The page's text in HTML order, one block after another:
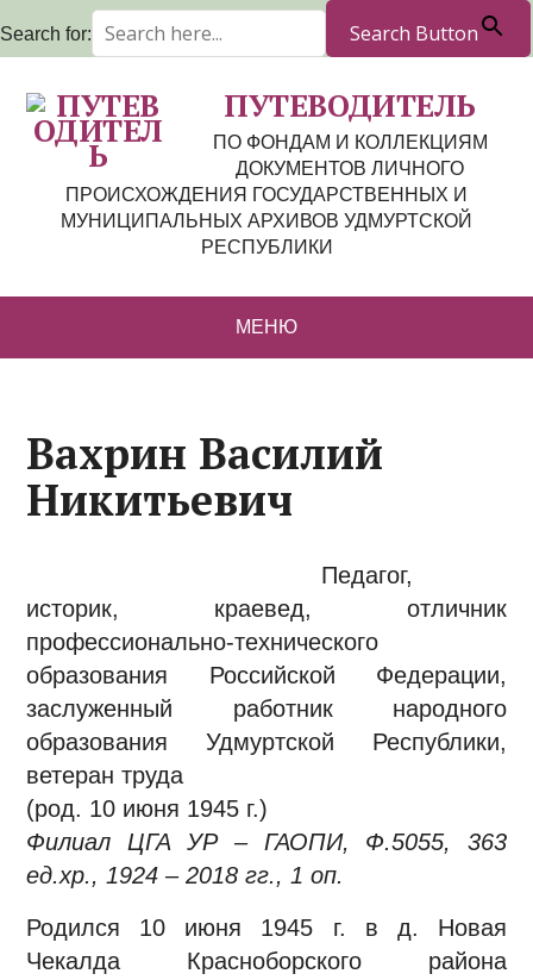
Search for: Search Button
ПУТЕВОДИТЕЛЬ
ПО ФОНДАМ И КОЛЛЕКЦИЯМ
ДОКУМЕНТОВ ЛИЧНОГО
ПРОИСХОЖДЕНИЯ ГОСУДАРСТВЕННЫХ И
МУНИЦИПАЛЬНЫХ АРХИВОВ УДМУРТСКОЙ
РЕСПУБЛИКИ
МЕНЮ
Вахрин Василий
Никитьевич
Педагог,
историк, краевед, отличник
профессионально-технического
образования Российской Федерации,
заслуженный работник народного
образования Удмуртской Республики,
ветеран труда
(род. 10 июня 1945 г.)
Филиал ЦГА УР – ГАОПИ, Ф.5055, 363
ед.хр., 1924 – 2018 гг., 1 оп.
Родился 10 июня 1945 г. в д. Новая
Чекалда Красноборского района